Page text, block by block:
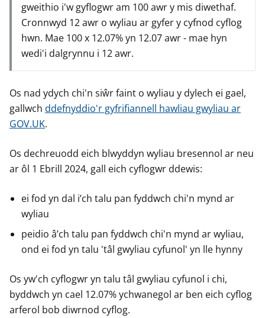
gweithio i'w gyflogwr am 100 awr y mis diwethaf.
Cronnwyd 12 awr o wyliau ar gyfer y cyfnod cyflog
hwn. Mae 100 x 12.07% yn 12.07 awr - mae hyn
wedi'i dalgrynnu i 12 awr.
Os nad ydych chi'n siŵr faint o wyliau y dylech ei gael,
gallwch ddefnyddio'r gyfrifiannell hawliau gwyliau ar
GOV.UK.
Os dechreuodd eich blwyddyn wyliau bresennol ar neu
ar ôl 1 Ebrill 2024, gall eich cyflogwr ddewis:
ei fod yn dal i’ch talu pan fyddwch chi'n mynd ar
wyliau
peidio â’ch talu pan fyddwch chi'n mynd ar wyliau,
ond ei fod yn talu 'tâl gwyliau cyfunol' yn lle hynny
Os yw'ch cyflogwr yn talu tâl gwyliau cyfunol i chi,
byddwch yn cael 12.07% ychwanegol ar ben eich cyflog
arferol bob diwrnod cyflog.